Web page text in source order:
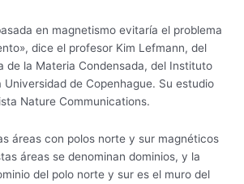
en magnetismo evitaría el problema
dice el profesor Kim Lefmann, del
de la Materia Condensada, del Instituto
Universidad de Copenhague. Su estudio
Nature Communications.
áreas con polos norte y sur magnéticos
áreas se denominan dominios, y la
del polo norte y sur es el muro del